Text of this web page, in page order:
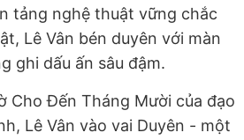
tảng nghệ thuật vững chắc
Lê Vân bén duyên với màn
ghi dấu ấn sâu đậm.
Cho Đến Tháng Mười của đạo
Lê Vân vào vai Duyên - một